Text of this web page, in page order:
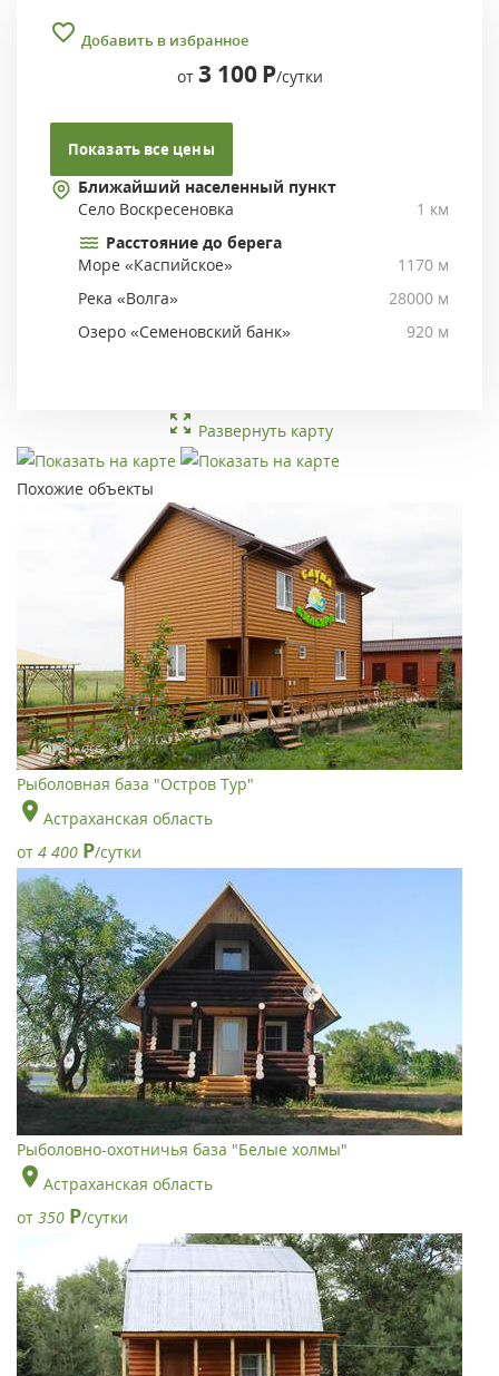
Добавить в избранное
от 3 100 Р/сутки
Показать все цены
Ближайший населенный пункт
Село Воскресеновка
1 км
Расстояние до берега
Море «Каспийское»
1170 м
Река «Волга»
28000 м
Озеро «Семеновский банк»
920 м
Развернуть карту
Похожие объекты
Рыболовная база "Остров Тур"
Астраханская область
от 4 400 Р/сутки
Рыболовно-охотничья база "Белые холмы"
Астраханская область
от 350 Р/сутки